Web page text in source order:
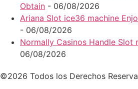
Obtain - 06/08/2026
Ariana Slot ice36 machine
- 06/08/2026
Normally Casinos Handle Slot
06/08/2026
©2026 Todos los Derechos